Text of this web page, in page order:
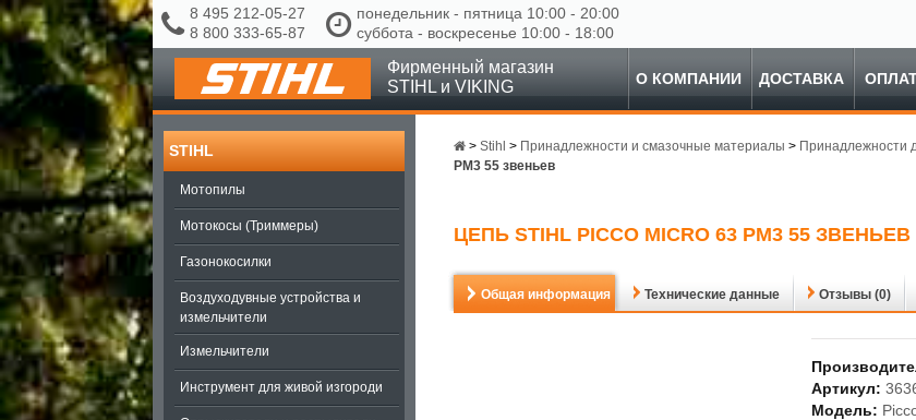
8 495 212-05-27
8 800 333-65-87
понедельник - пятница 10:00 - 20:00
суббота - воскресенье 10:00 - 18:00
Фирменный магазин
STIHL и VIKING
О КОМПАНИИ ДОСТАВКА
STIHL
Мотопилы
Мотокосы (Триммеры)
Газонокосилки
Воздуходувные устройства и
измельчители
Измельчители
Инструмент для живой изгороди
> Stihl > Принадлежности и смазочные материалы > Принадлежности
PM3 55 звеньев
ЦЕПЬ STIHL PICCO MICRO 63 PM3 55 ЗВЕНЬЕВ
Общая информация Технические данные Отзывы (0)
Артикул:
Модель: